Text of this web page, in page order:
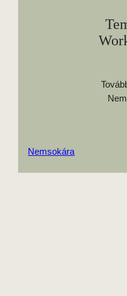
Nemsokára